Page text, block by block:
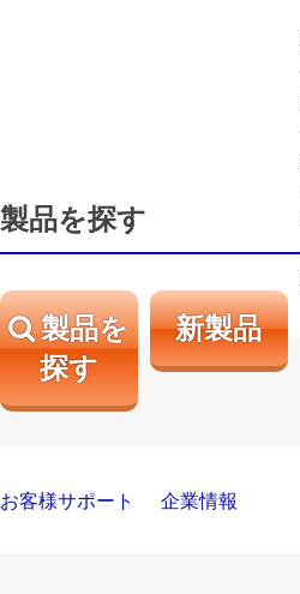
製品を探す
製品を
探す
新製品
お客様サポート 企業情報